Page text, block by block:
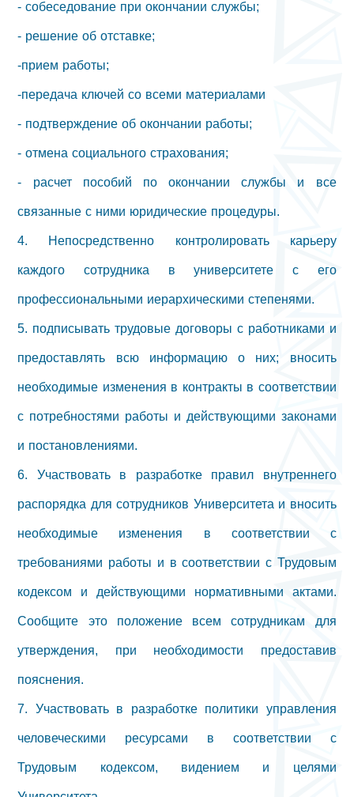
- собеседование при окончании службы;
- решение об отставке;
-прием работы;
-передача ключей со всеми материалами
- подтверждение об окончании работы;
- отмена социального страхования;
- расчет пособий по окончании службы и все
связанные с ними юридические процедуры.
4. Непосредственно контролировать карьеру
каждого сотрудника в университете с его
профессиональными иерархическими степенями.
5. подписывать трудовые договоры с работниками и
предоставлять всю информацию о них; вносить
необходимые изменения в контракты в соответствии
с потребностями работы и действующими законами
и постановлениями.
6. Участвовать в разработке правил внутреннего
распорядка для сотрудников Университета и вносить
необходимые изменения в соответствии с
требованиями работы и в соответствии с Трудовым
кодексом и действующими нормативными актами.
Сообщите это положение всем сотрудникам для
утверждения, при необходимости предоставив
пояснения.
7. Участвовать в разработке политики управления
человеческими ресурсами в соответствии с
Трудовым кодексом, видением и целями